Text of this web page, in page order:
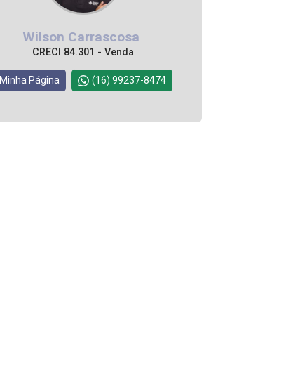
Wilson Carrascosa
CRECI 84.301 - Venda
Minha Página (16) 99237-8474